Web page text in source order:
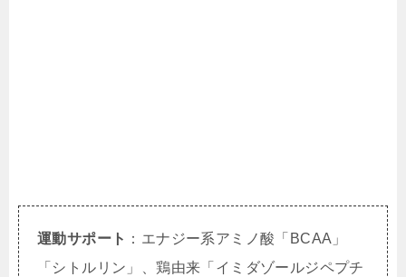
運動サポート ：エナジー系アミノ酸「BCAA」
「シトルリン」、鶏由来「イミダゾールジペプチ